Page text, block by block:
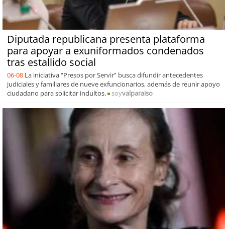
Diputada republicana presenta plataforma
para apoyar a exuniformados condenados
tras estallido social
06-08 La iniciativa “Presos por Servir” busca difundir antecedentes
judiciales y familiares de nueve exfuncionarios, además de reunir apoyo
ciudadano para solicitar indultos.
soyvalparaiso